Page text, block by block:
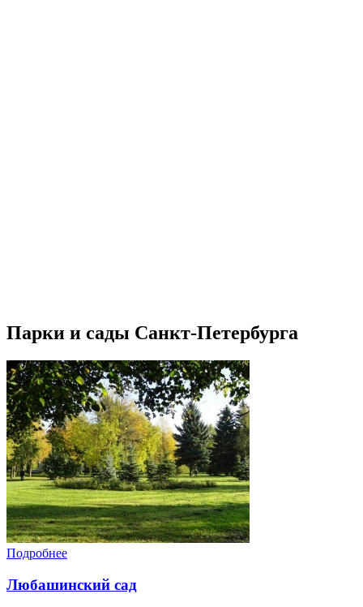
Парки и сады Санкт-Петербурга
Подробнее
Любашинский сад